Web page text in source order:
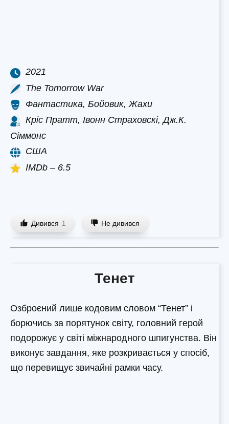
2021
The Tomorrow War
Фантастика, Бойовик, Жахи
Кріс Пратт, Івонн Страховскі, Дж.К.
Сіммонс
США
IMDb – 6.5
Дивився 1 Не дивився
Тенет
Озброєний лише кодовим словом “Тенет” і
борючись за порятунок світу, головний герой
подорожує у світі міжнародного шпигунства. Він
виконує завдання, яке розкривається у спосіб,
що перевищує звичайні рамки часу.